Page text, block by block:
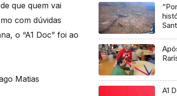
que quem vai
com dúvidas
o “A1 Doc” foi ao
Matias
A1